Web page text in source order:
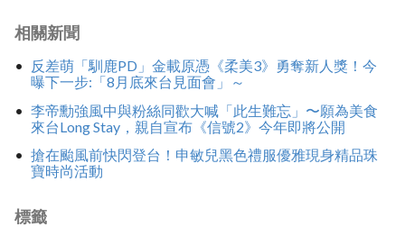
相關新聞
反差萌「馴鹿PD」金載原憑《柔美3》勇奪新人獎！今
曝下一步:「8月底來台見面會」～
李帝勳強風中與粉絲同歡大喊「此生難忘」〜願為美食
來台Long Stay，親自宣布《信號2》今年即將公開
搶在颱風前快閃登台！申敏兒黑色禮服優雅現身精品珠
寶時尚活動
標籤